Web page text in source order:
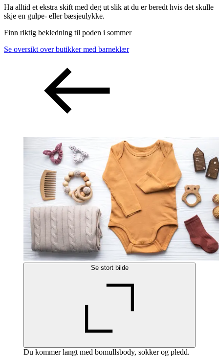
Ha alltid et ekstra skift med deg ut slik at du er beredt hvis det skulle
skje en gulpe- eller bæsjeulykke.
Finn riktig bekledning til poden i sommer
Se oversikt over butikker med barneklær
Se stort bilde
Du kommer langt med bomullsbody, sokker og pledd.